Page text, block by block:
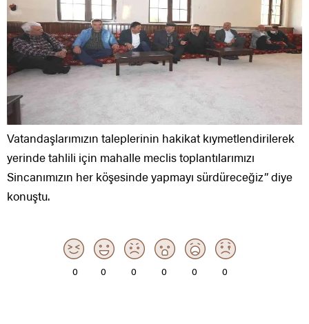
Vatandaşlarımızın taleplerinin hakikat kıymetlendirilerek
yerinde tahlili için mahalle meclis toplantılarımızı
Sincanımızın her köşesinde yapmayı sürdüreceğiz” diye
konuştu.
0 0 0 0 0 0